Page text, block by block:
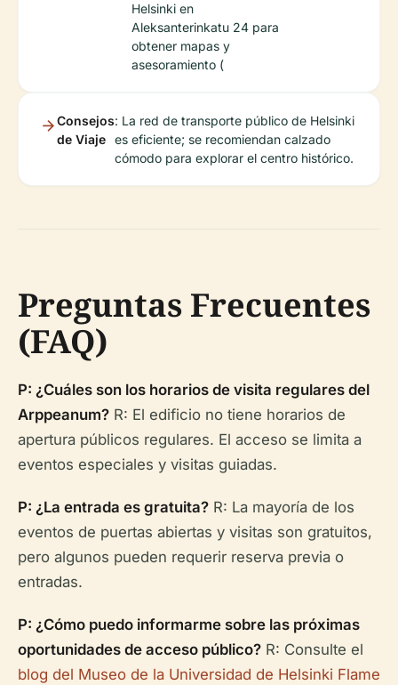
Helsinki en
Aleksanterinkatu 24 para
obtener mapas y
asesoramiento (
Consejos
de Viaje
: La red de transporte público de Helsinki
es eficiente; se recomiendan calzado
cómodo para explorar el centro histórico.
Preguntas Frecuentes
(FAQ)
P: ¿Cuáles son los horarios de visita regulares del
Arppeanum? R: El edificio no tiene horarios de
apertura públicos regulares. El acceso se limita a
eventos especiales y visitas guiadas.
P: ¿La entrada es gratuita? R: La mayoría de los
eventos de puertas abiertas y visitas son gratuitos,
pero algunos pueden requerir reserva previa o
entradas.
P: ¿Cómo puedo informarme sobre las próximas
oportunidades de acceso público? R: Consulte el
blog del Museo de la Universidad de Helsinki Flame